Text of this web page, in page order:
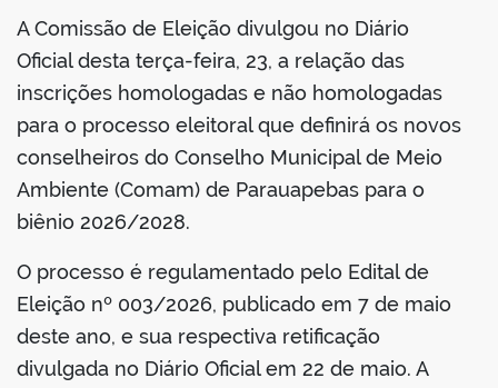
A Comissão de Eleição divulgou no Diário
Oficial desta terça-feira, 23, a relação das
inscrições homologadas e não homologadas
para o processo eleitoral que definirá os novos
conselheiros do Conselho Municipal de Meio
Ambiente (Comam) de Parauapebas para o
biênio 2026/2028.
O processo é regulamentado pelo Edital de
Eleição nº 003/2026, publicado em 7 de maio
deste ano, e sua respectiva retificação
divulgada no Diário Oficial em 22 de maio. A